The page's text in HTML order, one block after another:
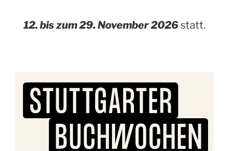
12. bis zum 29. November 2026statt.